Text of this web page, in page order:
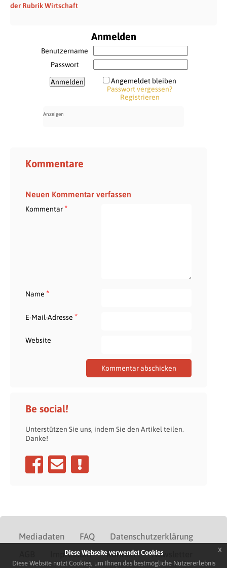
der Rubrik Wirtschaft
Anmelden
Benutzername
Passwort
Angemeldet bleiben
Passwort vergessen?
Registrieren
Kommentare
Neuen Kommentar verfassen
Kommentar*
Name *
E-Mail-Adresse *
Website
Be social!
Unterstützen Sie uns, indem Sie den Artikel teilen.
Danke!
Mediadaten FAQ
Datenschutzerklärung
Impressum Kontakt Newsletter
Diese Webseite verwendet Cookies
Diese Website nutzt Cookies, um Ihnen das bestmögliche Nutzererlebnis
x